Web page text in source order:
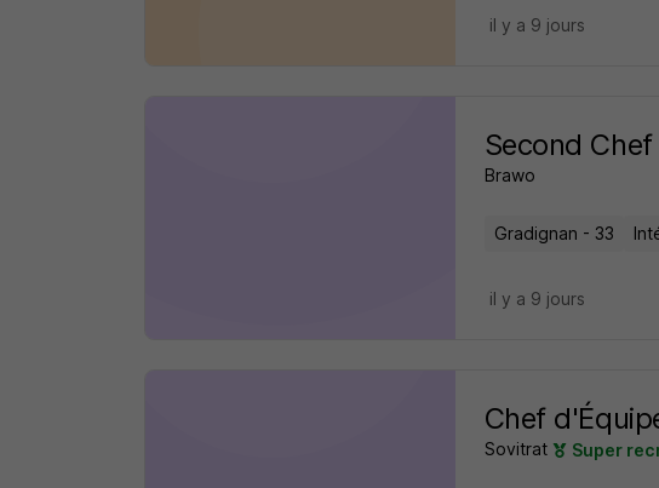
il y a 9 jours
Second
Brawo
Gradignan - 33
il y a 9 jours
Chef
Sovitrat Super